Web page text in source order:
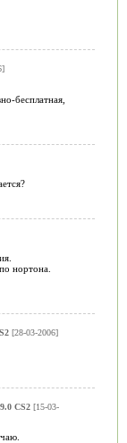
бесплатная,
нортона.
[28-03-2006]
CS2[15-03-